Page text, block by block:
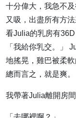
十分偉大，我急不
又吸，出盡所有方
看Julia的乳房有36D
「我給你乳交。」
地搖晃，雞巴被柔
總而言之，就是爽。
我帶著Julia離開房間